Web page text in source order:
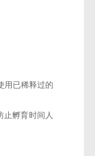
用已稀释过的
孵育时间人